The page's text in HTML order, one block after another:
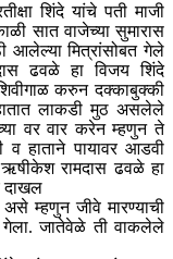
शिंदे यांचे पती माजी
सात वाजेच्या सुमारास
आलेल्या मित्रांसोबत गेले
ढवळे हा विजय शिंदे
करुन दक्काबुक्की
लाकडी मुठ असलेले
वर वार करेन म्हणुन ते
व हाताने पायावर आडवी
रामदास ढवळे हा
दाखल
म्हणुन जीवे मारण्याची
गेला. जातेवेळे ती वाकलेले